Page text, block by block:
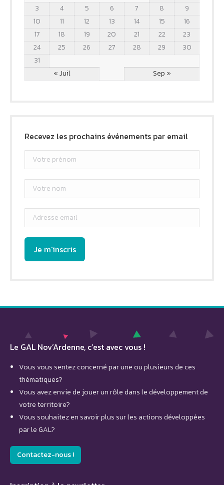
3
4 5 6 7 8
9
10
11 12 13 14 15
16
17
18 19 20 21 22
23
24
25 26 27 28 29
30
31
« Juil
Sep »
Recevez les prochains événements par email
Le GAL Nov’Ardenne, c’est avec vous !
Vous vous sentez concerné par une ou plusieurs de ces
thématiques?
Vous avez envie de jouer un rôle dans le développement de
votre territoire?
Vous souhaitez en savoir plus sur les actions développées
par le GAL?
Contactez-nous !